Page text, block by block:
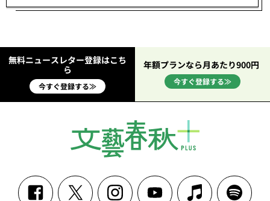
無料ニュースレター登録はこち
ら
今すぐ登録する≫
年額プランなら月あたり900円
今すぐ登録する≫